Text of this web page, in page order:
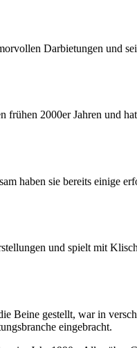
Darbietungen und
frühen 2000er Jahren und
haben sie bereits einige
und spielt mit
Beine gestellt, war in
eingebracht.